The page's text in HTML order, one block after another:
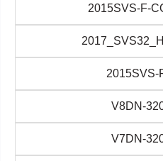
2015SVS-F-
2015SVS-
V8DN-
V7DN-